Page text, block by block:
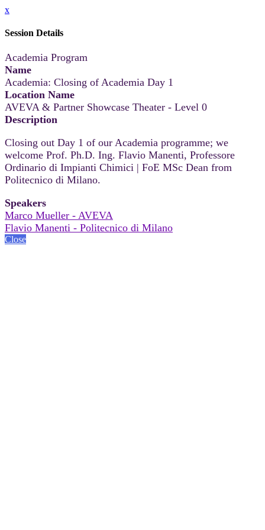
x
Session Details
Academia Program
Name
Academia: Closing of Academia Day 1
Location Name
AVEVA & Partner Showcase Theater - Level 0
Description
Closing out Day 1 of our Academia programme; we
welcome Prof. Ph.D. Ing. Flavio Manenti, Professore
Ordinario di Impianti Chimici | FoE MSc Dean from
Politecnico di Milano.
Speakers
Marco Mueller - AVEVA
Flavio Manenti - Politecnico di Milano
Close